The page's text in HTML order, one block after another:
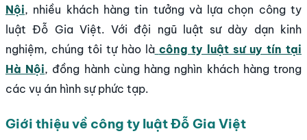
Nội, nhiều khách hàng tin tưởng và lựa chọn công ty
luật Đỗ Gia Việt. Với đội ngũ luật sư dày dạn kinh
nghiệm, chúng tôi tự hào là công ty luật sư uy tín tại
Hà Nội, đồng hành cùng hàng nghìn khách hàng trong
các vụ án hình sự phức tạp.
Giới thiệu về công ty luật Đỗ Gia Việt